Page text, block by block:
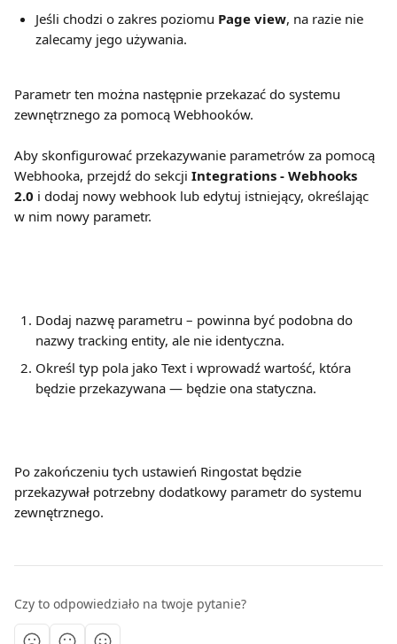
Jeśli chodzi o zakres poziomu Page view, na razie nie
zalecamy jego używania.
Parametr ten można następnie przekazać do systemu
zewnętrznego za pomocą Webhooków.
Aby skonfigurować przekazywanie parametrów za pomocą
Webhooka, przejdź do sekcji Integrations - Webhooks
2.0 i dodaj nowy webhook lub edytuj istniejący, określając
w nim nowy parametr.
Dodaj nazwę parametru – powinna być podobna do
nazwy tracking entity, ale nie identyczna.
Określ typ pola jako Text i wprowadź wartość, która
będzie przekazywana — będzie ona statyczna.
Po zakończeniu tych ustawień Ringostat będzie
przekazywał potrzebny dodatkowy parametr do systemu
zewnętrznego.
Czy to odpowiedziało na twoje pytanie?